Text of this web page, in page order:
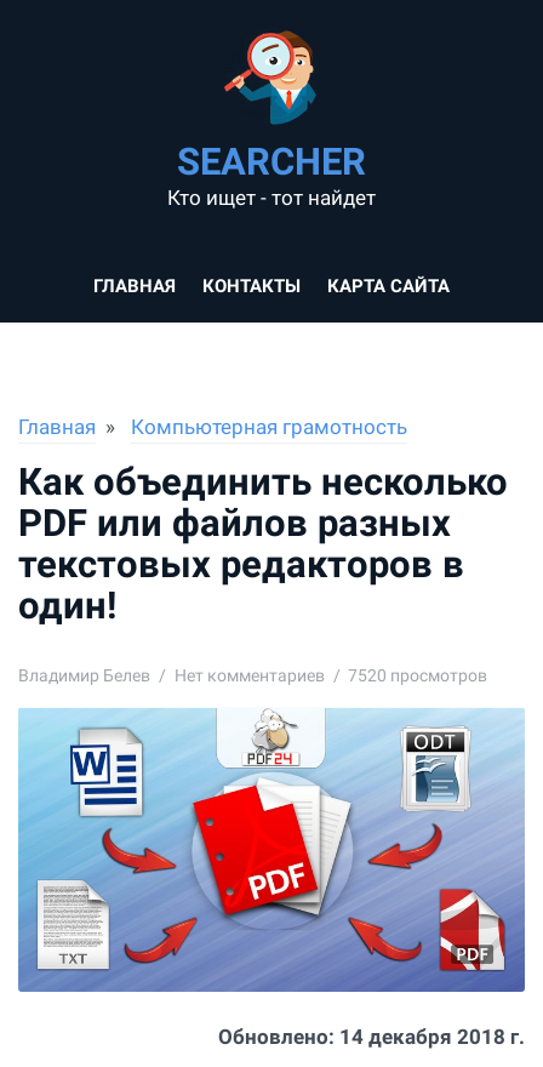
SEARCHER
Кто ищет - тот найдет
ГЛАВНАЯ КОНТАКТЫ КАРТА САЙТА
Главная Компьютерная грамотность
Как объединить несколько
PDF или файлов разных
текстовых редакторов в
один!
Владимир Белев Нет комментариев 7520 просмотров
Обновлено: 14 декабря 2018 г.